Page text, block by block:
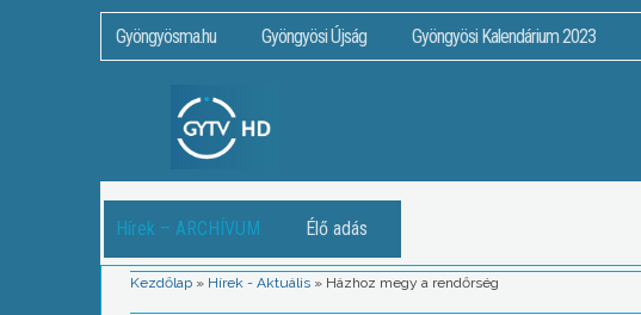
Gyöngyösma.hu Gyöngyösi Újság Gyöngyösi Kalendárium 2023
Hírek – ARCHÍVUM Élő adás
Kezdőlap » Hírek - Aktuális » Házhoz megy a rendőrség